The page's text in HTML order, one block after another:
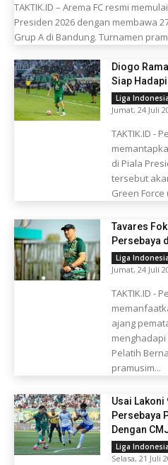
TAKTIK.ID – Arema FC resmi
Presiden 2026 dengan membawa
Grup A di Bandung. Turnamen
Diogo
Siap
Liga Indonesia
Jumat, 24 Juli
TAKTIK.ID -
di Piala
tersebut
Green Force
Tavares
Persebaya
Liga Indonesia
Jumat, 24 Juli
TAKTIK.ID -
ajang
menghadapi
Pelatih
pramusim...
Usai Lakoni
Persebaya
Dengan
Liga Indonesia
Selasa, 21 Juli